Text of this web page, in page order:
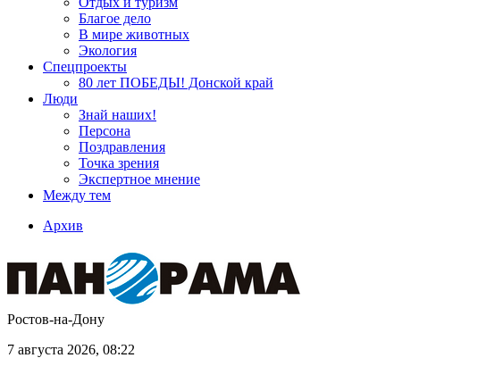
Благое дело
В мире животных
Экология
Спецпроекты
80 лет ПОБЕДЫ! Донской край
Люди
Знай наших!
Персона
Поздравления
Точка зрения
Экспертное мнение
Между тем
Архив
Ростов-на-Дону
7 августа 2026, 08:22